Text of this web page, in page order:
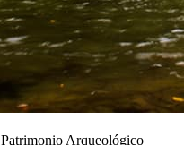
Patrimonio Arqueológico